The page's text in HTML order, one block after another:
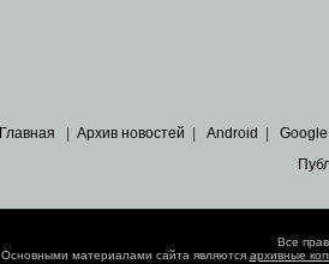
Главная Архив новостей Android Google
Все
Основными материалами сайта являются архивные